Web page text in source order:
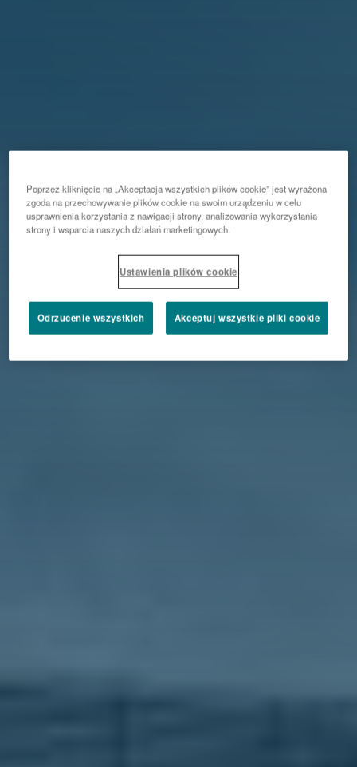
Poprzez kliknięcie na „Akceptacja wszystkich plików cookie” jest wyrażona
zgoda na przechowywanie plików cookie na swoim urządzeniu w celu
usprawnienia korzystania z nawigacji strony, analizowania wykorzystania
strony i wsparcia naszych działań marketingowych.
Ustawienia plików cookie
Odrzucenie wszystkich Akceptuj wszystkie pliki cookie